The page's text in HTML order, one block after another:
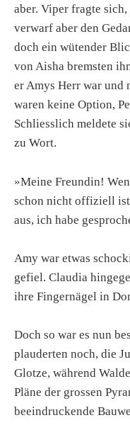
aber. Viper fragte
verwarf aber den
doch ein wütender
von Aisha bremsten
er Amys Herr war und
waren keine Option,
Schliesslich meldete
zu Wort.
»Meine Freundin!
schon nicht offiziell
aus, ich habe
Amy war etwas
gefiel. Claudia
ihre Fingernägel in
Doch so war es nun
plauderten noch, die
Glotze, während
Pläne der grossen
beeindruckende